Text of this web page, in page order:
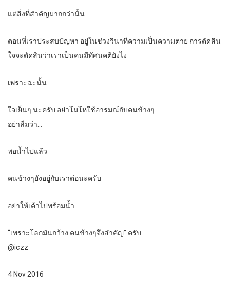
แต่สิ่งที่สำคัญมากกว่านั้น
ตอนที่เราประสบปัญหา อยู่ในช่วงวินาทีความเป็นความตาย การตัดสิน
ใจจะตัดสินว่าเราเป็นคนมีทัศนคติยังไง
เพราะฉะนั้น
ใจเย็นๆ นะครับ อย่าโมโหใช้อารมณ์กับคนข้างๆ
อย่าลืมว่า…
พอน้ำไปแล้ว
คนข้างๆยังอยู่กับเราต่อนะครับ
อย่าให้เค้าไปพร้อมน้ำ
“เพราะโลกมันกว้าง คนข้างๆจึงสำคัญ” ครับ
@iczz
4 Nov 2016